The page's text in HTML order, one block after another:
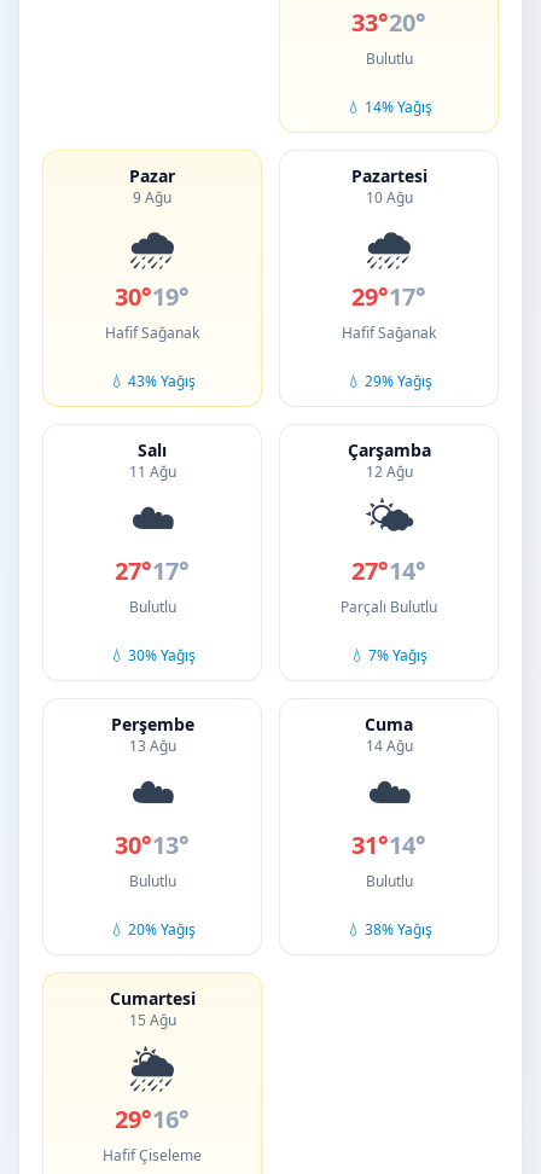
33°20°
Bulutlu
💧 14% Yağış
Pazar
9 Ağu
🌧️
30°19°
Hafif Sağanak
💧 43% Yağış
Pazartesi
10 Ağu
🌧️
29°17°
Hafif Sağanak
💧 29% Yağış
Salı
11 Ağu
☁️
27°17°
Bulutlu
💧 30% Yağış
Çarşamba
12 Ağu
🌤️
27°14°
Parçalı Bulutlu
💧 7% Yağış
Perşembe
13 Ağu
☁️
30°13°
Bulutlu
💧 20% Yağış
Cuma
14 Ağu
☁️
31°14°
Bulutlu
💧 38% Yağış
Cumartesi
15 Ağu
🌦️
29°16°
Hafif Çiseleme